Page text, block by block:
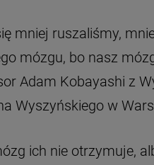
mniej ruszaliśmy,
mózgu, bo nasz
Adam Kobayashi z
Wyszyńskiego w
ich nie otrzymuje,